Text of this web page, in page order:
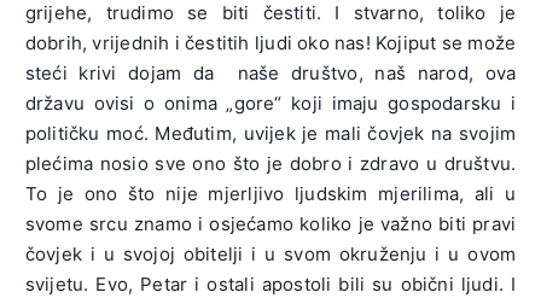
grijehe, trudimo se biti čestiti. I stvarno, toliko je
dobrih, vrijednih i čestitih ljudi oko nas! Kojiput se može
steći krivi dojam da naše društvo, naš narod, ova
državu ovisi o onima „gore“ koji imaju gospodarsku i
političku moć. Međutim, uvijek je mali čovjek na svojim
plećima nosio sve ono što je dobro i zdravo u društvu.
To je ono što nije mjerljivo ljudskim mjerilima, ali u
svome srcu znamo i osjećamo koliko je važno biti pravi
čovjek i u svojoj obitelji i u svom okruženju i u ovom
svijetu. Evo, Petar i ostali apostoli bili su obični ljudi. I